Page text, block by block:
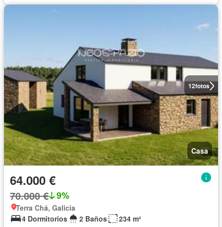
12fotos
Casa
64.000 €
70.000 € 9%
Terra Chá, Galicia
4 Dormitorios
2 Baños 234 m²